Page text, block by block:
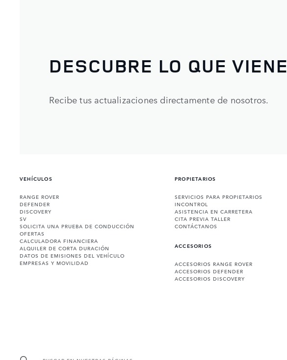
DESCUBRE LO QUE VIENE
Recibe tus actualizaciones directamente de nosotros.
VEHÍCULOS
RANGE ROVER
DEFENDER
DISCOVERY
SV
SOLICITA UNA PRUEBA DE CONDUCCIÓN
OFERTAS
CALCULADORA FINANCIERA
ALQUILER DE CORTA DURACIÓN
DATOS DE EMISIONES DEL VEHÍCULO
EMPRESAS Y MOVILIDAD
PROPIETARIOS
SERVICIOS PARA PROPIETARIOS
INCONTROL
ASISTENCIA EN CARRETERA
CITA PREVIA TALLER
CONTÁCTANOS
ACCESORIOS
ACCESORIOS RANGE ROVER
ACCESORIOS DEFENDER
ACCESORIOS DISCOVERY